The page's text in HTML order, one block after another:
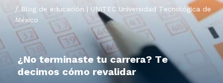
Blog de educación | UNITEC Universidad Tecnológica de
México
¿No terminaste tu carrera? Te
decimos cómo revalidar